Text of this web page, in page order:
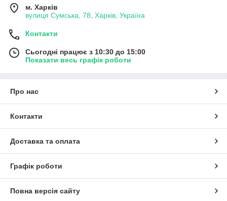
м. Харків
вулиця Сумська, 78, Харків, Україна
Контакти
Сьогодні працює з 10:30 до 15:00
Показати весь графік роботи
Про нас
Контакти
Доставка та оплата
Графік роботи
Повна версія сайту